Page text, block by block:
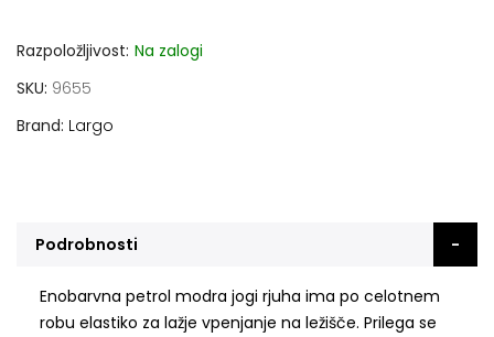
Razpoložljivost: Na zalogi
SKU 9655
Brand Largo
Podrobnosti
Enobarvna petrol modra jogi rjuha ima po celotnem
robu elastiko za lažje vpenjanje na ležišče. Prilega se